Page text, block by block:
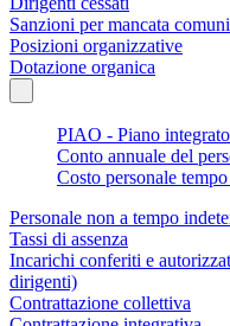
Sanzioni per mancata
Posizioni organizzative
Dotazione organica
PIAO - Piano
Conto annuale del
Costo personale
Personale non a tempo
Tassi di assenza
Incarichi conferiti e
dirigenti)
Contrattazione collettiva